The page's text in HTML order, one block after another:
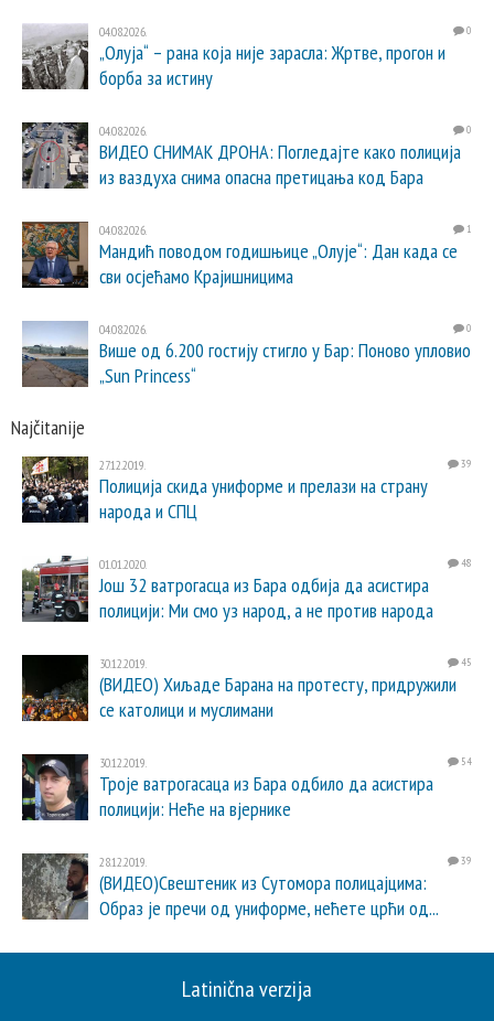
04.08.2026. 0
„Олуја“ – рана која није зарасла: Жртве, прогон и
борба за истину
04.08.2026. 0
ВИДЕО СНИМАК ДРОНА: Погледајте како полиција
из ваздуха снима опасна претицања код Бара
04.08.2026. 1
Мандић поводом годишњице „Олује“: Дан када се
сви осјећамо Крајишницима
04.08.2026. 0
Више од 6.200 гостију стигло у Бар: Поново упловио
„Sun Princess“
Najčitanije
27.12.2019. 39
Полиција скида униформе и прелази на страну
народа и СПЦ
01.01.2020. 48
Још 32 ватрогасца из Бара одбија да асистира
полицији: Ми смо уз народ, а не против народа
30.12.2019. 45
(ВИДЕО) Хиљаде Барана на протесту, придружили
се католици и муслимани
30.12.2019. 54
Троје ватрогасаца из Бара одбило да асистира
полицији: Неће на вјернике
28.12.2019. 39
(ВИДЕО)Свештеник из Сутомора полицајцима:
Образ је пречи од униформе, нећете црћи од...
Latinična verzija